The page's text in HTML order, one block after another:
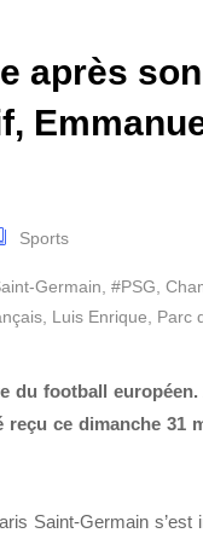
après
Sports
Germain #PSG
Luis Enrique Parc
du football
ce dimanche 31
Saint-Germain